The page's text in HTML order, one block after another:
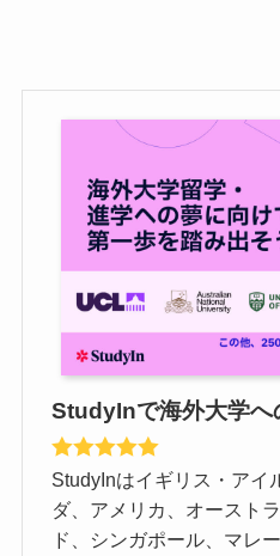
StudyInで海外大学へ
StudyInはイギリス・アイ
ダ、アメリカ、オースト
ド、シンガポール、マレ